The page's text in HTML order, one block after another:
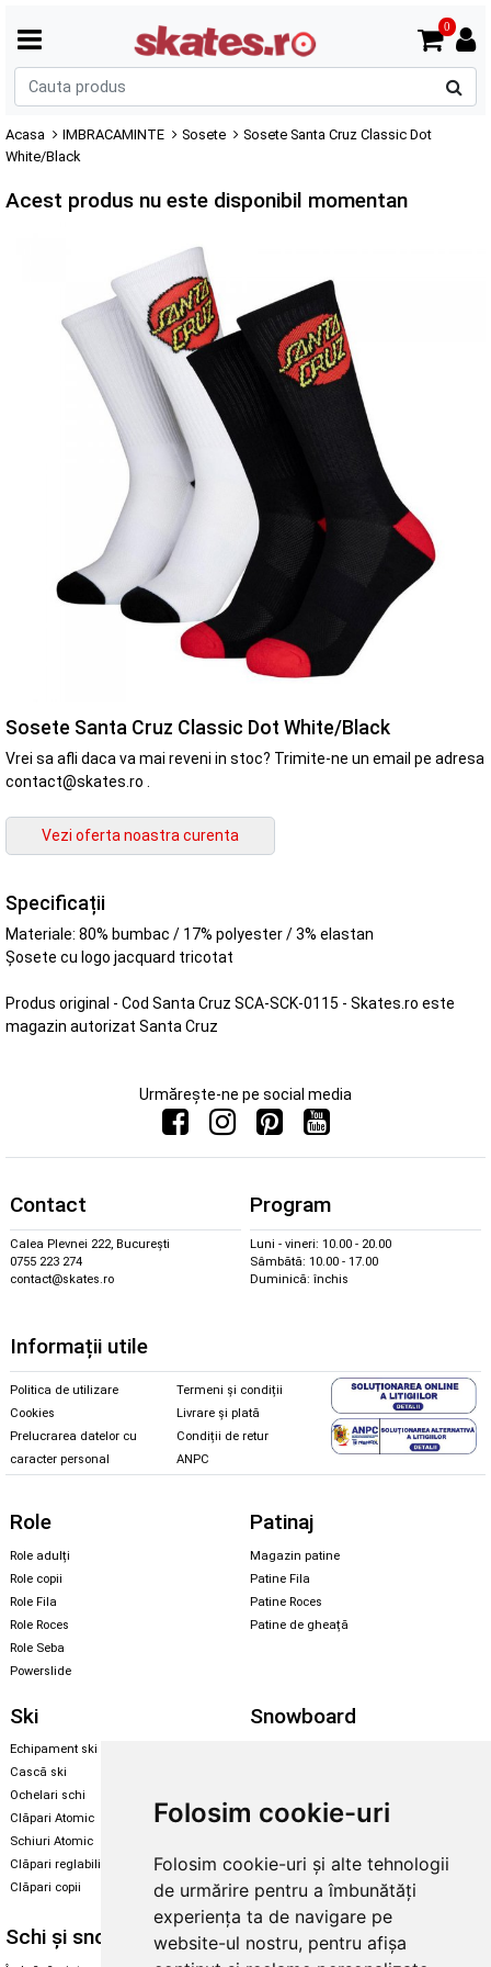
Folosim cookie-uri
Folosim cookie-uri și alte tehnologii
de urmărire pentru a îmbunătăți
experiența ta de navigare pe
website-ul nostru, pentru afișa
0
Acasa IMBRACAMINTE Sosete
Sosete Santa Cruz Classic Dot
White/Black
Acest produs nu este disponibil momentan
Sosete Santa Cruz Classic Dot White/Black
Vrei sa afli daca va mai reveni in stoc? Trimite-ne un email pe adresa
contact@skates.ro .
Specificații
Materiale: 80% bumbac / 17% polyester / 3% elastan
Șosete cu logo jacquard tricotat
Produs original - Cod Santa Cruz SCA-SCK-0115 - Skates.ro este
magazin autorizat Santa Cruz
Urmărește-ne pe social media
Contact
Calea Plevnei 222, București
0755 223 274
contact@skates.ro
Program
Luni - vineri: 10.00 - 20.00
Sâmbătă: 10.00 - 17.00
Duminică: închis
Informații utile
Politica de utilizare
Cookies
Prelucrarea datelor cu
caracter personal
Termeni și condiții
Livrare și plată
Condiții de retur
ANPC
Role
Role adulți
Role copii
Role Fila
Role Roces
Role Seba
Powerslide
Patinaj
Magazin patine
Patine Fila
Patine Roces
Patine de gheață
Ski
Echipament ski
Cască ski
Ochelari schi
Clăpari Atomic
Schiuri Atomic
Clăpari reglabili
Clăpari copii
Snowboard
Santa Cruz
Enuff Skateboards
Schi și snowboard Diverse